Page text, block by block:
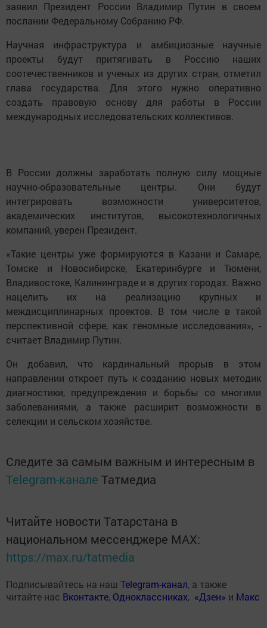
заявил Президент России Владимир Путин в своем
послании Федеральному Собранию РФ.
Научная инфраструктура и амбициозные научные
проекты будут притягивать в Россию наших
соотечественников и ученых из других стран, отметил
глава государства. Для этого нужно оперативно
создать правовую основу для работы в России
международных исследовательских коллективов.
В России должны заработать полную силу мощные
научно-образовательные центры. Они будут
интегрировать возможности университетов,
академических институтов, высокотехнологичных
компаний, уверен Президент.
«Такие центры уже формируются в Казани и Самаре,
Томске и Новосибирске, Екатеринбурге и Тюмени,
Владивостоке, Калининграде и в других городах. Важно
нацелить их на реализацию крупных и
междисциплинарных проектов. В том числе в такой
перспективной сфере, как геномные исследования», -
считает Владимир Путин.
Он добавил, что кардинальный прорыв в этом
направлении откроет путь к созданию новых методик
диагностики, предупреждения и борьбы со многими
заболеваниями, а также расширит возможности в
селекции и сельском хозяйстве.
Следите за самым важным и интересным в
Telegram-канале Татмедиа
Читайте новости Татарстана в
национальном мессенджере MАХ:
https://max.ru/tatmedia
Подписывайтесь на наш Telegram-канал, а также
читайте нас Вконтакте, Одноклассниках, «Дзен» и Макс